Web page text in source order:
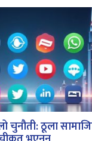
चुनौती: ठूला